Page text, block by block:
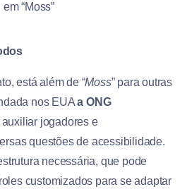
em “Moss”
está além de “Moss” para outras
nos EUAa ONG
jogadores e
questões de acessibilidade.
necessária, que pode
customizados para se adaptar